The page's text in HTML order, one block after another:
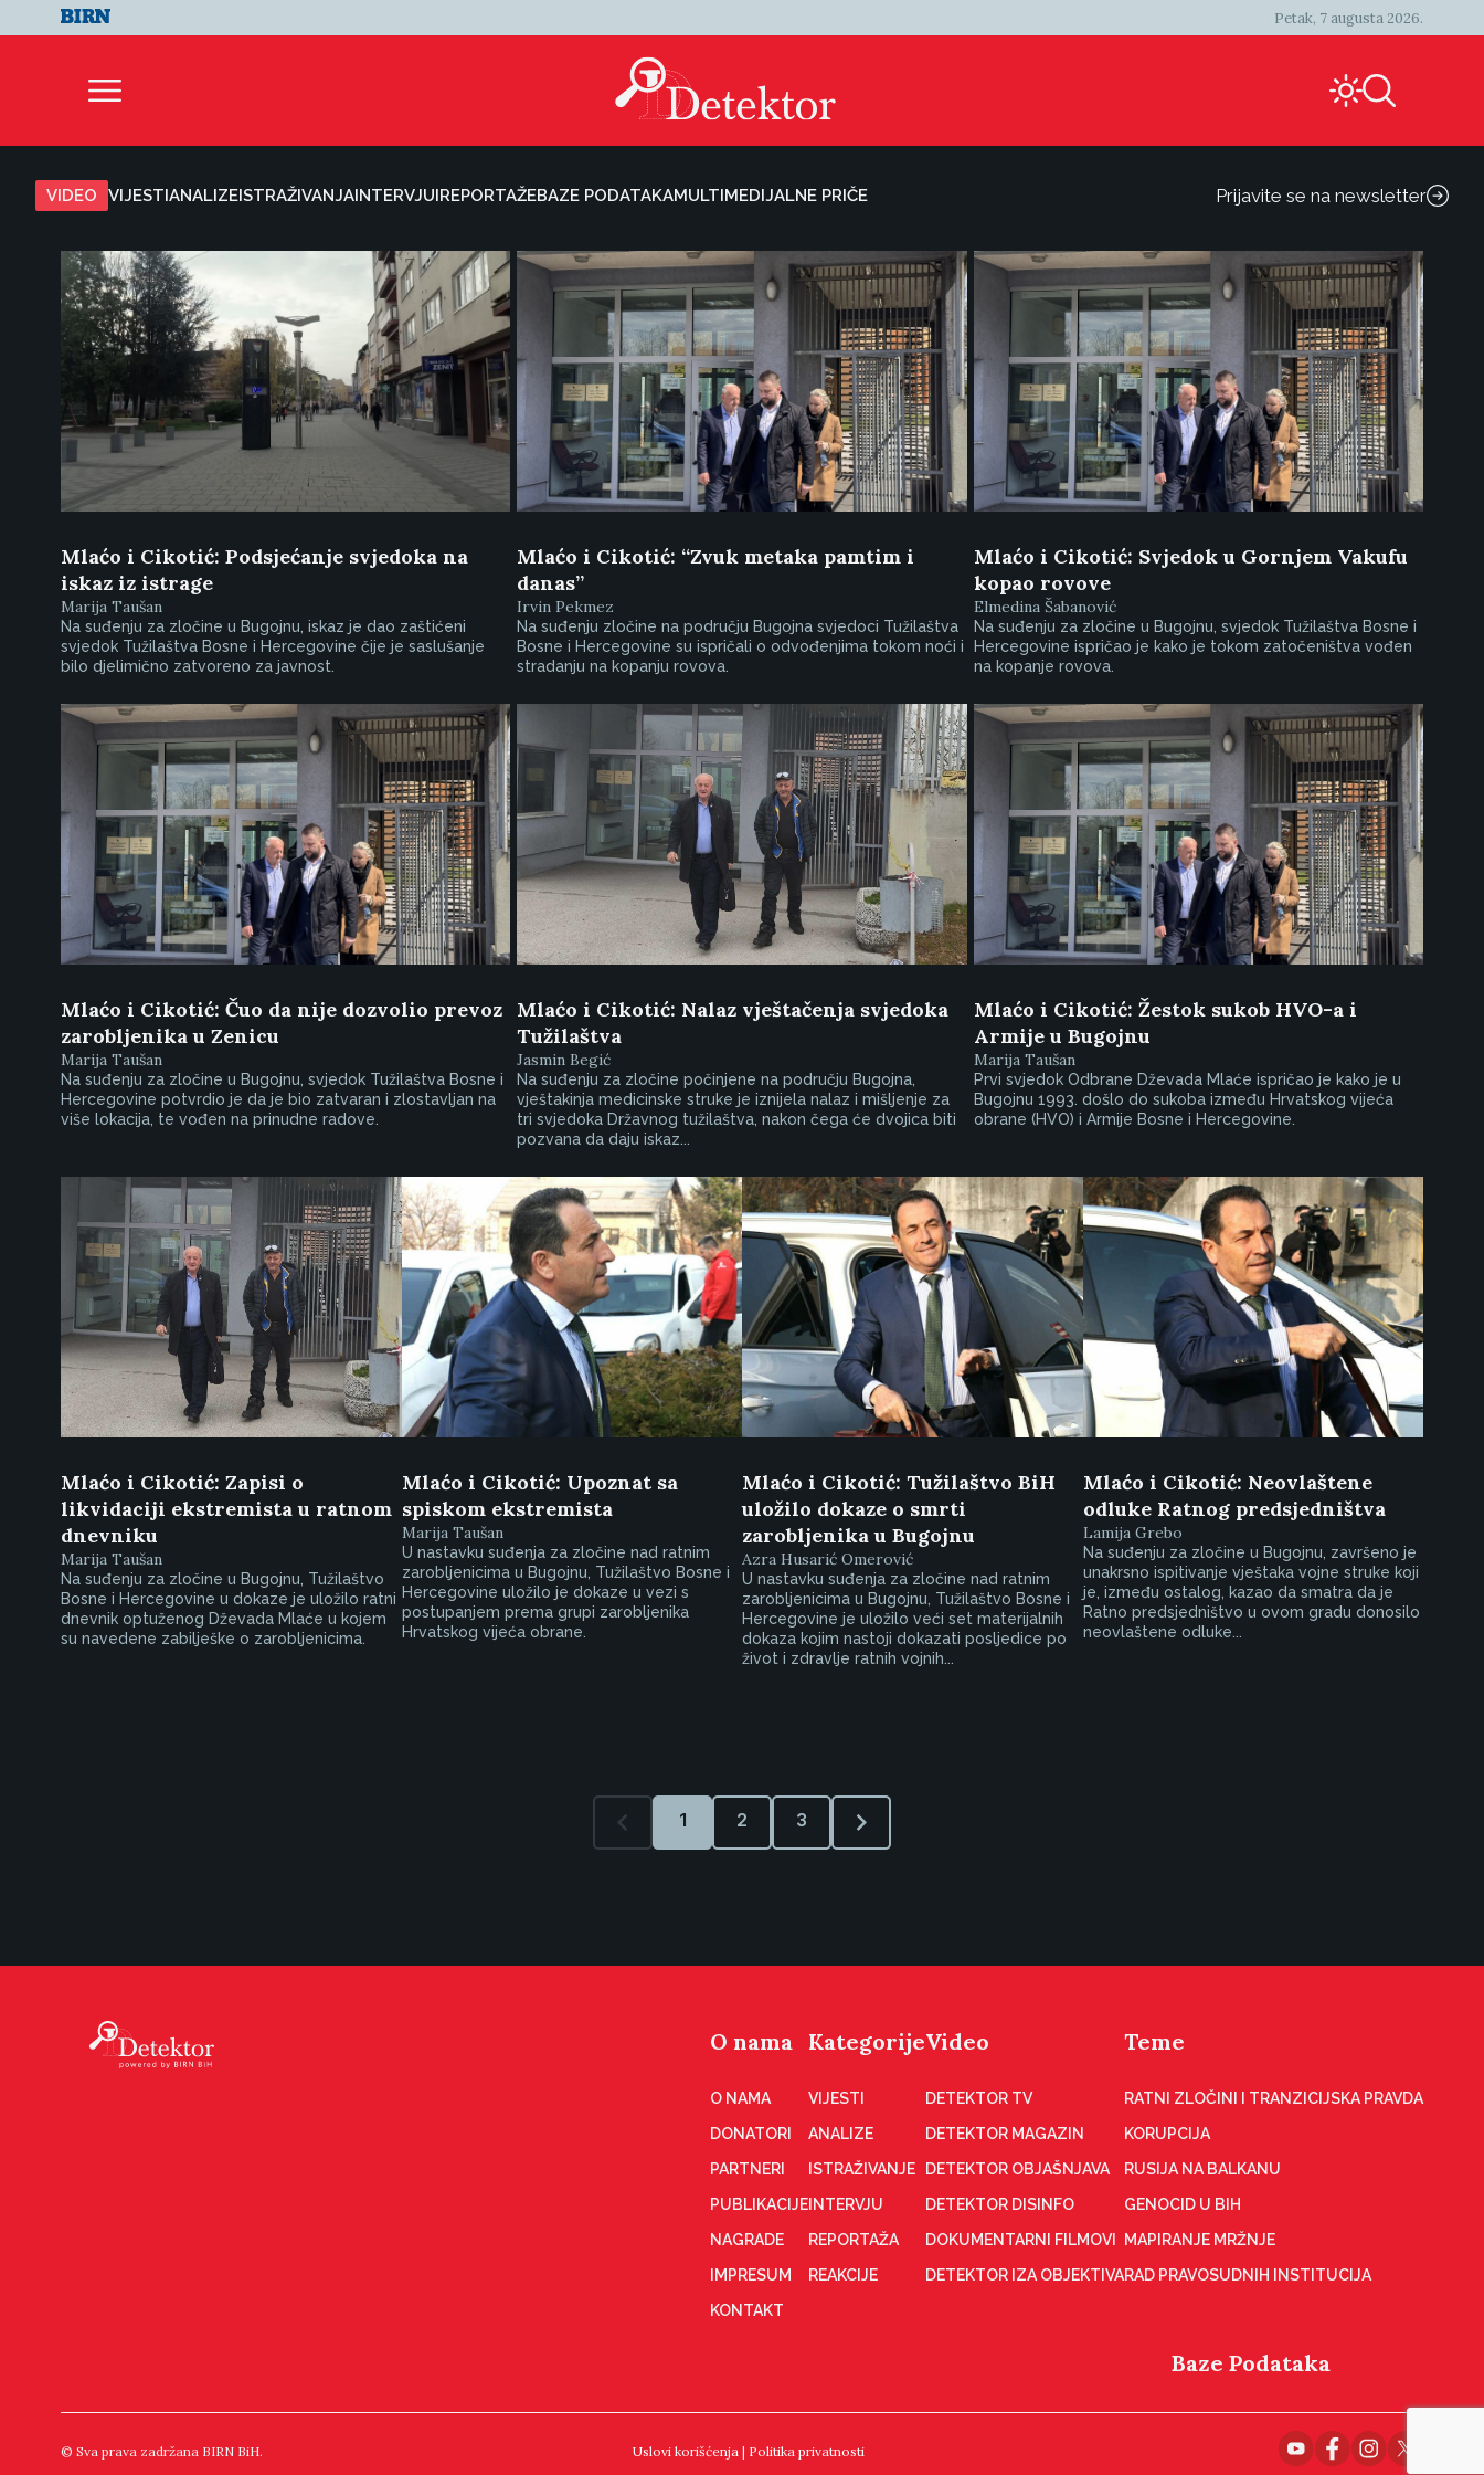
Petak, 7 augusta 2026.
VIDEO VIJESTIANALIZEISTRAŽIVANJAINTERVJUIREPORTAŽEBAZE PODATAKAMULTIMEDIJALNE PRIČE Prijavite se na newsletter
Mlaćo i Cikotić: Podsjećanje svjedoka na
iskaz iz istrage
Marija Taušan
Na suđenju za zločine u Bugojnu, iskaz je dao zaštićeni
svjedok Tužilaštva Bosne i Hercegovine čije je saslušanje
bilo djelimično zatvoreno za javnost.
Mlaćo i Cikotić: “Zvuk metaka pamtim i
danas”
Irvin Pekmez
Na suđenju zločine na području Bugojna svjedoci Tužilaštva
Bosne i Hercegovine su ispričali o odvođenjima tokom noći i
stradanju na kopanju rovova.
Mlaćo i Cikotić: Svjedok u Gornjem Vakufu
kopao rovove
Elmedina Šabanović
Na suđenju za zločine u Bugojnu, svjedok Tužilaštva Bosne i
Hercegovine ispričao je kako je tokom zatočeništva vođen
na kopanje rovova.
Mlaćo i Cikotić: Čuo da nije dozvolio prevoz
zarobljenika u Zenicu
Marija Taušan
Na suđenju za zločine u Bugojnu, svjedok Tužilaštva Bosne i
Hercegovine potvrdio je da je bio zatvaran i zlostavljan na
više lokacija, te vođen na prinudne radove.
Mlaćo i Cikotić: Nalaz vještačenja svjedoka
Tužilaštva
Jasmin Begić
Na suđenju za zločine počinjene na području Bugojna,
vještakinja medicinske struke je iznijela nalaz i mišljenje za
tri svjedoka Državnog tužilaštva, nakon čega će dvojica biti
pozvana da daju iskaz...
Mlaćo i Cikotić: Žestok sukob HVO-a i
Armije u Bugojnu
Marija Taušan
Prvi svjedok Odbrane Dževada Mlaće ispričao je kako je u
Bugojnu 1993. došlo do sukoba između Hrvatskog vijeća
obrane (HVO) i Armije Bosne i Hercegovine.
Mlaćo i Cikotić: Zapisi o
likvidaciji ekstremista u ratnom
dnevniku
Marija Taušan
Na suđenju za zločine u Bugojnu, Tužilaštvo
Bosne i Hercegovine u dokaze je uložilo ratni
dnevnik optuženog Dževada Mlaće u kojem
su navedene zabilješke o zarobljenicima.
Mlaćo i Cikotić: Upoznat sa
spiskom ekstremista
Marija Taušan
U nastavku suđenja za zločine nad ratnim
zarobljenicima u Bugojnu, Tužilaštvo Bosne i
Hercegovine uložilo je dokaze u vezi s
postupanjem prema grupi zarobljenika
Hrvatskog vijeća obrane.
Mlaćo i Cikotić: Tužilaštvo BiH
uložilo dokaze o smrti
zarobljenika u Bugojnu
Azra Husarić Omerović
U nastavku suđenja za zločine nad ratnim
zarobljenicima u Bugojnu, Tužilaštvo Bosne i
Hercegovine je uložilo veći set materijalnih
dokaza kojim nastoji dokazati posljedice po
život i zdravlje ratnih vojnih...
Mlaćo i Cikotić: Neovlaštene
odluke Ratnog predsjedništva
Lamija Grebo
Na suđenju za zločine u Bugojnu, završeno je
unakrsno ispitivanje vještaka vojne struke koji
je, između ostalog, kazao da smatra da je
Ratno predsjedništvo u ovom gradu donosilo
neovlaštene odluke...
1 2 3
O nama
O NAMA
DONATORI
PARTNERI
PUBLIKACIJE
NAGRADE
IMPRESUM
KONTAKT
Kategorije
VIJESTI
ANALIZE
ISTRAŽIVANJE
INTERVJU
REPORTAŽA
REAKCIJE
Video
DETEKTOR TV
DETEKTOR MAGAZIN
DETEKTOR OBJAŠNJAVA
DETEKTOR DISINFO
DOKUMENTARNI FILMOVI
DETEKTOR IZA OBJEKTIVA
Teme
RATNI ZLOČINI I TRANZICIJSKA PRAVDA
KORUPCIJA
RUSIJA NA BALKANU
GENOCID U BIH
MAPIRANJE MRŽNJE
RAD PRAVOSUDNIH INSTITUCIJA
Baze Podataka
© Sva prava zadržana BIRN BiH. Uslovi korišćenja | Politika privatnosti